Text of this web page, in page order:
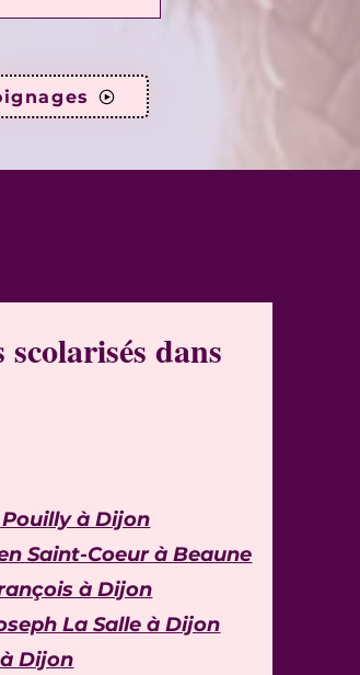
dans
à Dijon
Saint-Coeur à Beaune
à Dijon
La Salle à Dijon
Dijon